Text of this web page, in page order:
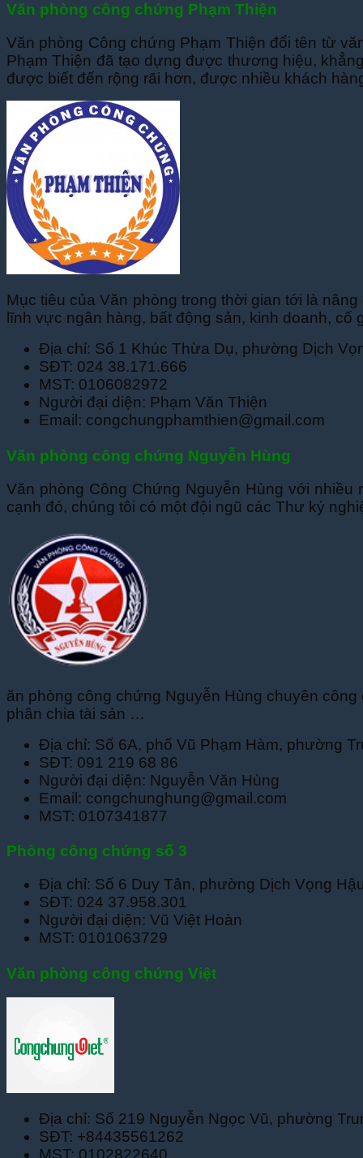
Văn phòng công chứng Phạm Thiện
Văn phòng Công chứng Phạm Thiện đổi tên từ
Phạm Thiện đã tạo dựng được thương hiệu,
được biết đến rộng rãi hơn, được nhiều khách
Mục tiêu của Văn phòng trong thời gian tới là
lĩnh vực ngân hàng, bất động sản, kinh doanh,
Địa chỉ: Số 1 Khúc Thừa Dụ, phường Dịch
SĐT: 024 38.171.666
MST: 0106082972
Người đại diện: Phạm Văn Thiện
Email: congchungphamthien@gmail.com
Văn phòng công chứng Nguyễn Hùng
Văn phòng Công Chứng Nguyễn Hùng với
cạnh đó, chúng tôi có một đội ngũ các Thư ký
ăn phòng công chứng Nguyễn Hùng chuyên
phân chia tài sản …
Địa chỉ: Số 6A, phố Vũ Phạm Hàm, phường
SĐT: 091 219 68 86
Người đại diện: Nguyễn Văn Hùng
Email: congchunghung@gmail.com
MST: 0107341877
Phòng công chứng số 3
Địa chỉ: Số 6 Duy Tân, phường Dịch Vọng
SĐT: 024 37.958.301
Người đại diện: Vũ Việt Hoàn
MST: 0101063729
Văn phòng công chứng Việt
Địa chỉ: Số 219 Nguyễn Ngọc Vũ, phường
SĐT: +84435561262